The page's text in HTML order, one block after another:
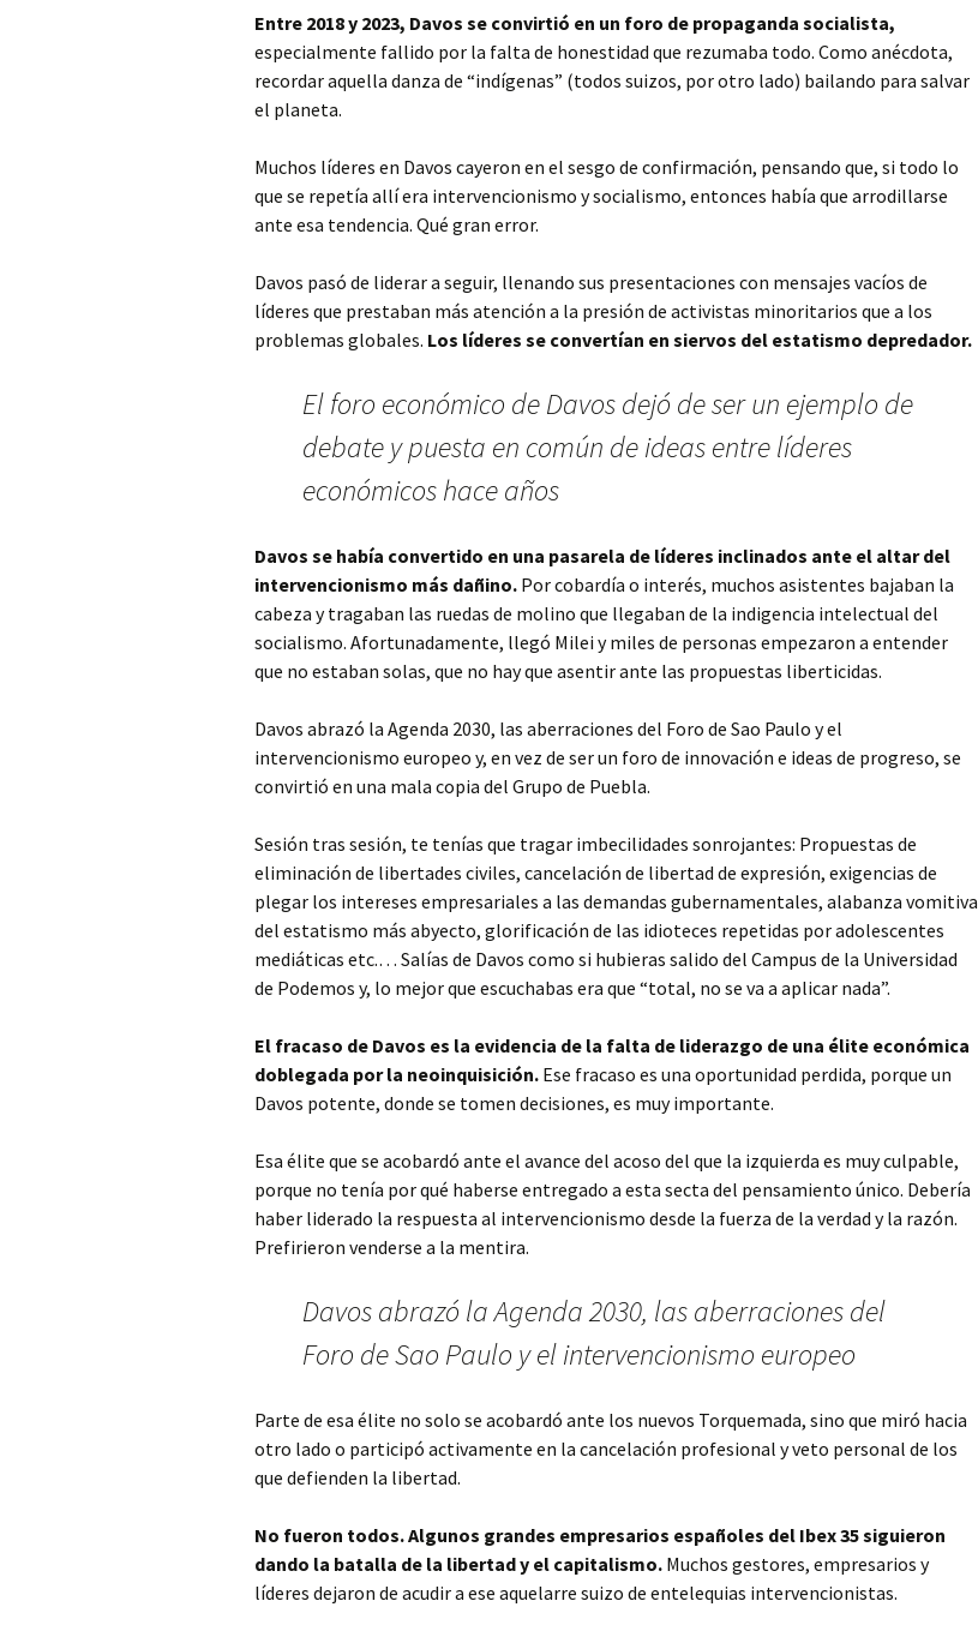
Entre 2018 y 2023, Davos se convirtió en un foro de propaganda socialista,
especialmente fallido por la falta de honestidad que rezumaba todo. Como anécdota,
recordar aquella danza de “indígenas” (todos suizos, por otro lado) bailando para salvar
el planeta.
Muchos líderes en Davos cayeron en el sesgo de confirmación, pensando que, si todo lo
que se repetía allí era intervencionismo y socialismo, entonces había que arrodillarse
ante esa tendencia. Qué gran error.
Davos pasó de liderar a seguir, llenando sus presentaciones con mensajes vacíos de
líderes que prestaban más atención a la presión de activistas minoritarios que a los
problemas globales. Los líderes se convertían en siervos del estatismo depredador.
El foro económico de Davos dejó de ser un ejemplo de
debate y puesta en común de ideas entre líderes
económicos hace años
Davos se había convertido en una pasarela de líderes inclinados ante el altar del
intervencionismo más dañino. Por cobardía o interés, muchos asistentes bajaban la
cabeza y tragaban las ruedas de molino que llegaban de la indigencia intelectual del
socialismo. Afortunadamente, llegó Milei y miles de personas empezaron a entender
que no estaban solas, que no hay que asentir ante las propuestas liberticidas.
Davos abrazó la Agenda 2030, las aberraciones del Foro de Sao Paulo y el
intervencionismo europeo y, en vez de ser un foro de innovación e ideas de progreso, se
convirtió en una mala copia del Grupo de Puebla.
Sesión tras sesión, te tenías que tragar imbecilidades sonrojantes: Propuestas de
eliminación de libertades civiles, cancelación de libertad de expresión, exigencias de
plegar los intereses empresariales a las demandas gubernamentales, alabanza vomitiva
del estatismo más abyecto, glorificación de las idioteces repetidas por adolescentes
mediáticas etc.… Salías de Davos como si hubieras salido del Campus de la Universidad
de Podemos y, lo mejor que escuchabas era que “total, no se va a aplicar nada”.
El fracaso de Davos es la evidencia de la falta de liderazgo de una élite económica
doblegada por la neoinquisición. Ese fracaso es una oportunidad perdida, porque un
Davos potente, donde se tomen decisiones, es muy importante.
Esa élite que se acobardó ante el avance del acoso del que la izquierda es muy culpable,
porque no tenía por qué haberse entregado a esta secta del pensamiento único. Debería
haber liderado la respuesta al intervencionismo desde la fuerza de la verdad y la razón.
Prefirieron venderse a la mentira.
Davos abrazó la Agenda 2030, las aberraciones del
Foro de Sao Paulo y el intervencionismo europeo
Parte de esa élite no solo se acobardó ante los nuevos Torquemada, sino que miró hacia
otro lado o participó activamente en la cancelación profesional y veto personal de los
que defienden la libertad.
No fueron todos. Algunos grandes empresarios españoles del Ibex 35 siguieron
dando la batalla de la libertad y el capitalismo. Muchos gestores, empresarios y
líderes dejaron de acudir a ese aquelarre suizo de entelequias intervencionistas.